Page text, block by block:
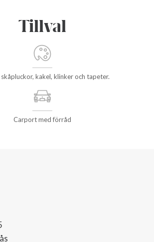
Tillval
kakel, klinker och tapeter.
Carport med förråd